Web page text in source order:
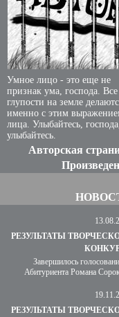
Умное лицо - это еще не
признак ума, господа. Все
глупости на земле
именно с этим
лица. Улыбайтесь,
улыбайтесь.
Авторская
РЕЗУЛЬТАТЫ
Завершилось
Абитуриента Романа
РЕЗУЛЬТАТЫ